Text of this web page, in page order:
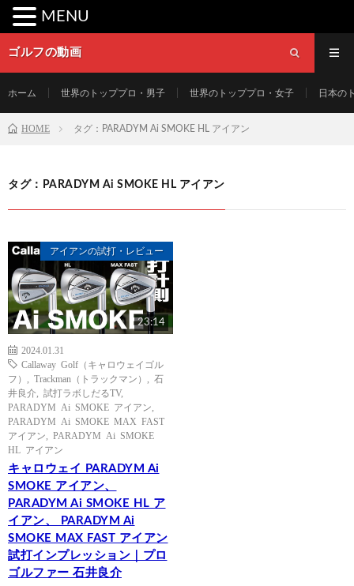
ゴルフの動画
ホーム 世界のトッププロ・男子 世界のトッププロ・女子 日本の
HOME タグ：PARADYM Ai SMOKE HL アイアン
タグ：PARADYM Ai SMOKE HL アイアン
アイアンの試打・レビュー
23:14
2024.01.31
Callaway Golf（キャロウェイゴル
フ）
Trackman（トラックマン）
石
井良介
試打ラボしだるTV,
PARADYM Ai SMOKE アイアン
PARADYM Ai SMOKE MAX FAST
アイアン
PARADYM Ai SMOKE
HL アイアン
キャロウェイ PARADYM Ai
SMOKE アイアン、
PARADYM Ai SMOKE HL ア
イアン、 PARADYM Ai
SMOKE MAX FAST アイアン
試打インプレッション｜プロ
ゴルファー 石井良介
MENU